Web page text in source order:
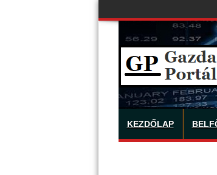
KEZDŐLAP